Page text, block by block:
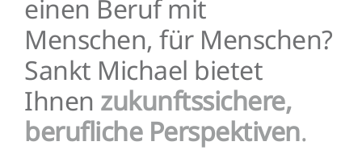
Demenzstation
Kurzzeitpflege
einen Beruf mit
Menschen, für Menschen?
Sankt Michael bietet
Ihnen zukunftssichere,
berufliche Perspektiven.